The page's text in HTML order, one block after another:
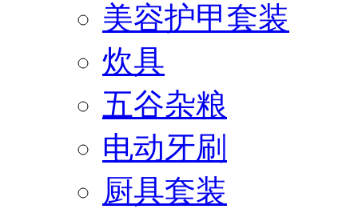
美容护甲套装
炊具
五谷杂粮
电动牙刷
厨具套装